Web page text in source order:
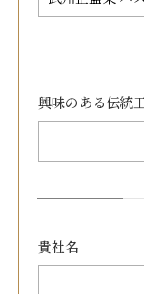
興味のある伝統
貴社名